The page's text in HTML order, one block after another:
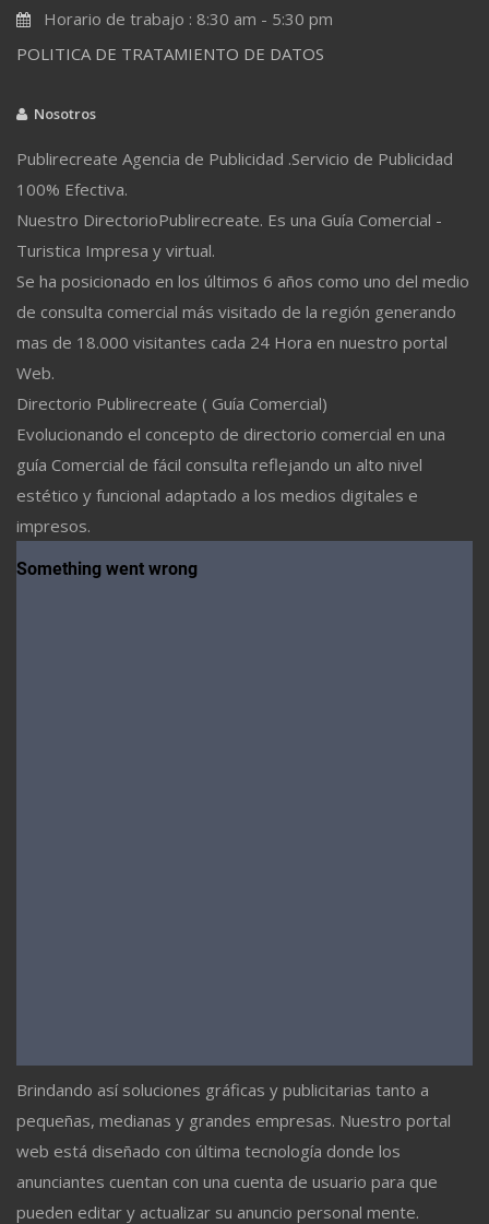
Horario de trabajo : 8:30 am - 5:30 pm
POLITICA DE TRATAMIENTO DE DATOS
Nosotros
Publirecreate Agencia de Publicidad .Servicio de Publicidad
100% Efectiva.
Nuestro DirectorioPublirecreate. Es una Guía Comercial -
Turistica Impresa y virtual.
Se ha posicionado en los últimos 6 años como uno del medio
de consulta comercial más visitado de la región generando
mas de 18.000 visitantes cada 24 Hora en nuestro portal
Web.
Directorio Publirecreate ( Guía Comercial)
Evolucionando el concepto de directorio comercial en una
guía Comercial de fácil consulta reflejando un alto nivel
estético y funcional adaptado a los medios digitales e
impresos.
Brindando así soluciones gráficas y publicitarias tanto a
pequeñas, medianas y grandes empresas. Nuestro portal
web está diseñado con última tecnología donde los
anunciantes cuentan con una cuenta de usuario para que
pueden editar y actualizar su anuncio personal mente.